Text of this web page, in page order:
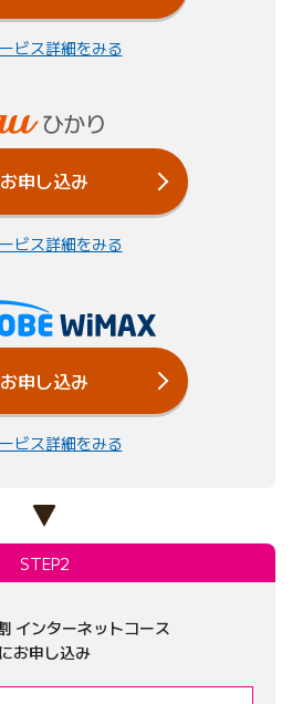
ビス詳細をみる
お申し込み
ビス詳細をみる
お申し込み
ビス詳細をみる
STEP2
インターネットコース
にお申し込み